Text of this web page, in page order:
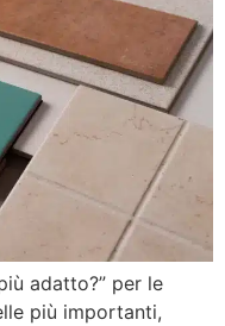
adatto?” per le
più importanti,